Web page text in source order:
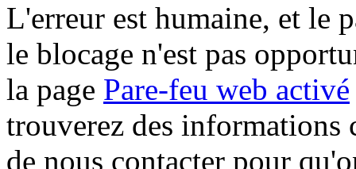
L'erreur est humaine, et le
le blocage n'est pas
la page Pare-feu web activé
trouverez des informations
de nous contacter pour